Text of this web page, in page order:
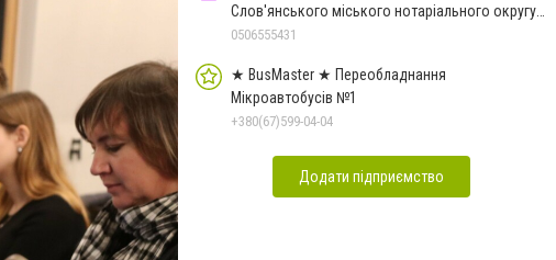
Слов'янського міського нотаріального округу
Дон.обл.
0506555431
★ BusMaster ★ Переобладнання
Мікроавтобусів №1
+380(67)599-04-04
Додати підприємство